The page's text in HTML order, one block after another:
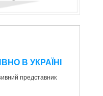
В УКРАЇНІ
представник